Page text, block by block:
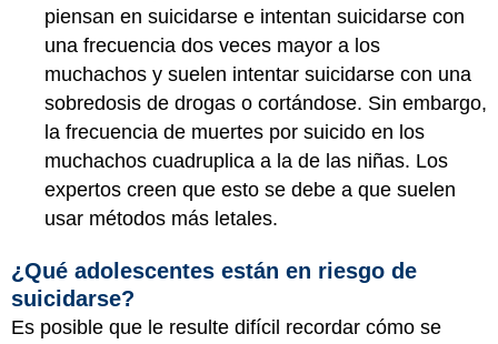
piensan en suicidarse e intentan suicidarse con
una frecuencia dos veces mayor a los
muchachos y suelen intentar suicidarse con una
sobredosis de drogas o cortándose. Sin embargo,
la frecuencia de muertes por suicido en los
muchachos cuadruplica a la de las niñas. Los
expertos creen que esto se debe a que suelen
usar métodos más letales.
¿Qué adolescentes están en riesgo de
suicidarse?
Es posible que le resulte difícil recordar cómo se